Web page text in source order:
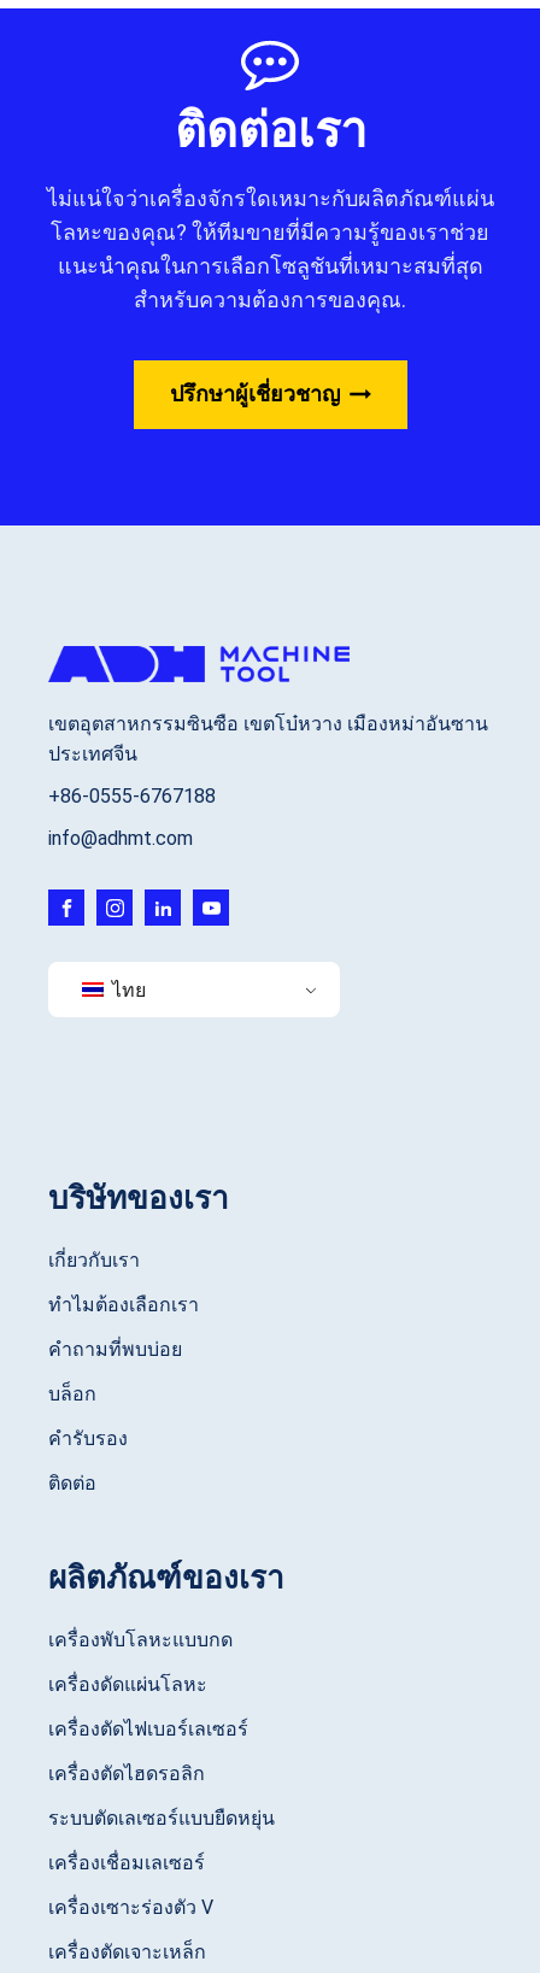
ติดต่อเรา
ไม่แน่ใจว่าเครื่องจักรใดเหมาะกับผลิตภัณฑ์แผ่น
โลหะของคุณ? ให้ทีมขายที่มีความรู้ของเราช่วย
แนะนำคุณในการเลือกโซลูชันที่เหมาะสมที่สุด
สำหรับความต้องการของคุณ.
ปรึกษาผู้เชี่ยวชาญ
เขตอุตสาหกรรมซินซือ เขตโบ๋หวาง เมืองหม่าอันซาน
ประเทศจีน
+86-0555-6767188
info@adhmt.com
ไทย
บริษัทของเรา
เกี่ยวกับเรา
ทำไมต้องเลือกเรา
คำถามที่พบบ่อย
บล็อก
คำรับรอง
ติดต่อ
ผลิตภัณฑ์ของเรา
เครื่องพับโลหะแบบกด
เครื่องดัดแผ่นโลหะ
เครื่องตัดไฟเบอร์เลเซอร์
เครื่องตัดไฮดรอลิก
ระบบตัดเลเซอร์แบบยืดหยุ่น
เครื่องเชื่อมเลเซอร์
เครื่องเซาะร่องตัว V
เครื่องตัดเจาะเหล็ก